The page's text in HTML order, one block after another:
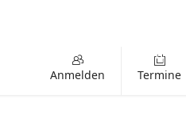
Anmelden Termine